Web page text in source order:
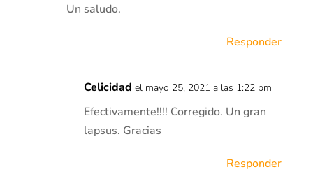
Un saludo.
Responder
Celicidad el mayo 25, 2021 a las 1:22 pm
Efectivamente!!!! Corregido. Un gran
lapsus. Gracias
Responder